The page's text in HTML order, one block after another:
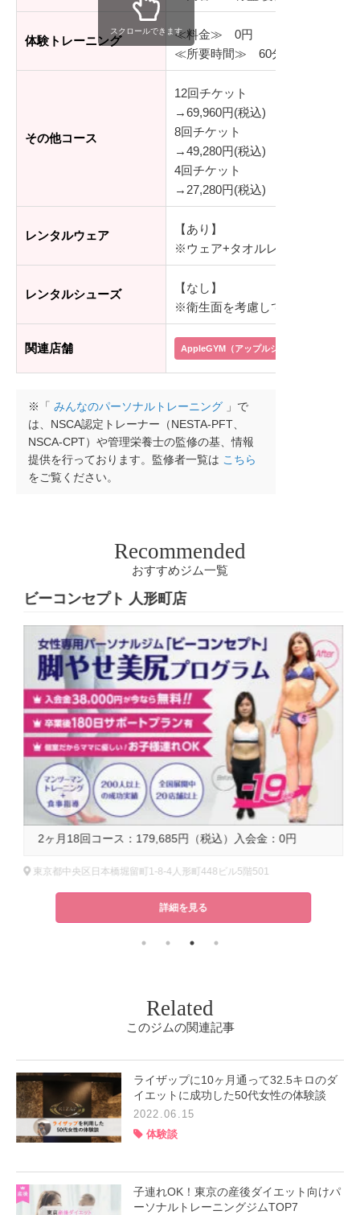
体験トレーニング
≪料金≫ 0円
≪所要時間≫ 60分程度（カウン
その他コース
12回チケット
→69,960円(税込)
8回チケット
→49,280円(税込)
4回チケット
→27,280円(税込)
レンタルウェア
【あり】
※ウェア+タオルレンタル：1,000
レンタルシューズ
【なし】
※衛生面を考慮して、貸出ではな
関連店舗 AppleGYM（アップルジム）イオン茅ヶ崎中
スクロールできます
※「 みんなのパーソナルトレーニング 」で
は、NSCA認定トレーナー（NESTA-PFT、
NSCA-CPT）や管理栄養士の監修の基、情報
提供を行っております。監修者一覧は こちら
をご覧ください。
Recommended
おすすめジム一覧
ビーコンセプト 人形町店
基本コース料金
2ヶ月18回コース：179,685円（税込）入会金：0円
東京都中央区日本橋堀留町1-8-4人形町448ビル5階501
詳細を見る
Related
このジムの関連記事
ライザップに10ヶ月通って32.5キロのダ
イエットに成功した50代女性の体験談
2022.06.15
体験談
子連れOK！東京の産後ダイエット向けパ
ーソナルトレーニングジムTOP7